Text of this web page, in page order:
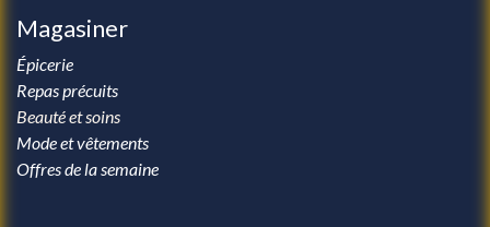
Magasiner
Épicerie
Repas précuits
Beauté et soins
Mode et vêtements
Offres de la semaine